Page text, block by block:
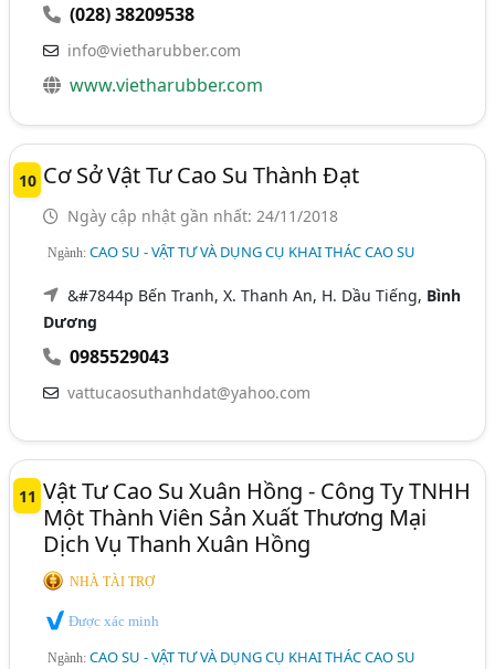
(028) 38209538
info@vietharubber.com
www.vietharubber.com
10 Cơ Sở Vật Tư Cao Su Thành Đạt
Ngày cập nhật gần nhất: 24/11/2018
Ngành:CAO SU - VẬT TƯ VÀ DỤNG CỤ KHAI THÁC CAO SU
&#7844p Bến Tranh, X. Thanh An, H. Dầu Tiếng, Bình
Dương
0985529043
vattucaosuthanhdat@yahoo.com
11 Vật Tư Cao Su Xuân Hồng - Công Ty TNHH
Một Thành Viên Sản Xuất Thương Mại
Dịch Vụ Thanh Xuân Hồng
NHÀ TÀI TRỢ
Được xác minh
Ngành:CAO SU - VẬT TƯ VÀ DỤNG CỤ KHAI THÁC CAO SU